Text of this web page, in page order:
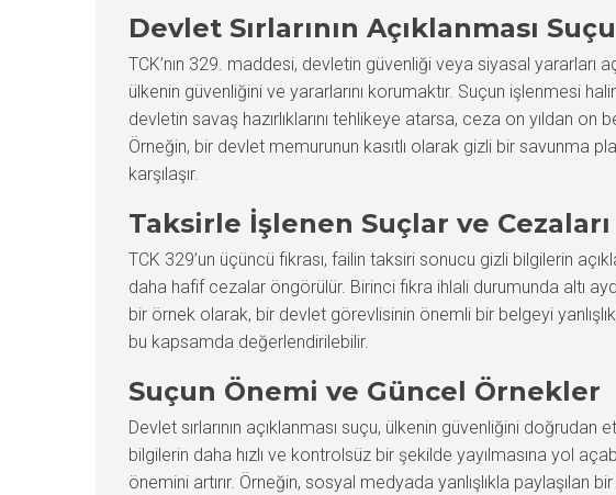
Devlet Sırlarının Açıklanması
TCK’nın 329. maddesi, devletin güvenliği veya siyasal yararları
ülkenin güvenliğini ve yararlarını korumaktır. Suçun işlenmesi
devletin savaş hazırlıklarını tehlikeye atarsa, ceza on yıldan
Örneğin, bir devlet memurunun kasıtlı olarak gizli bir savunma
karşılaşır.
Taksirle İşlenen Suçlar ve Cezaları
TCK 329’un üçüncü fıkrası, failin taksiri sonucu gizli bilgilerin
daha hafif cezalar öngörülür. Birinci fıkra ihlali durumunda altı
bir örnek olarak, bir devlet görevlisinin önemli bir belgeyi
bu kapsamda değerlendirilebilir.
Suçun Önemi ve Güncel Örnekler
Devlet sırlarının açıklanması suçu, ülkenin güvenliğini
bilgilerin daha hızlı ve kontrolsüz bir şekilde yayılmasına yol
önemini artırır. Örneğin, sosyal medyada yanlışlıkla